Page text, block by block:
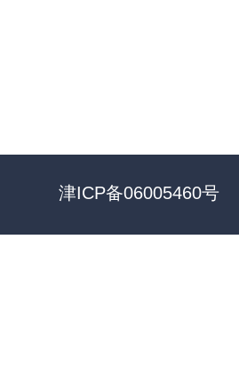
津ICP备06005460号